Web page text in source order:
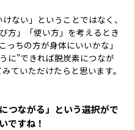
けない」ということではなく、
方」「使い方」を考えるとき
っちの方が身体にいいかな」
に"できれば脱炭素につなが
ていただけたらと思います。
つながる」という選択がで
ですね！